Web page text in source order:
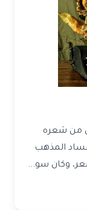
من شعره
المذهب
وكان سو...